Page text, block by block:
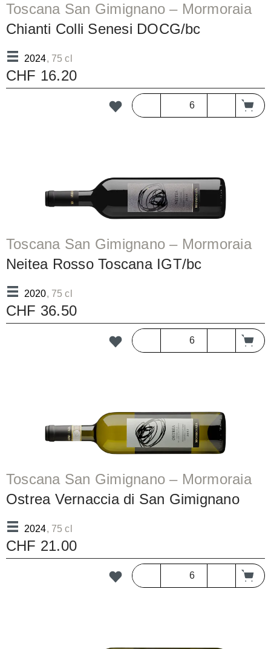
Toscana San Gimignano – Mormoraia
Chianti Colli Senesi DOCG/bc
2024, 75 cl
CHF 16.20
Toscana San Gimignano – Mormoraia
Neitea Rosso Toscana IGT/bc
2020, 75 cl
CHF 36.50
Toscana San Gimignano – Mormoraia
Ostrea Vernaccia di San Gimignano
DOCG/bc
2024, 75 cl
CHF 21.00